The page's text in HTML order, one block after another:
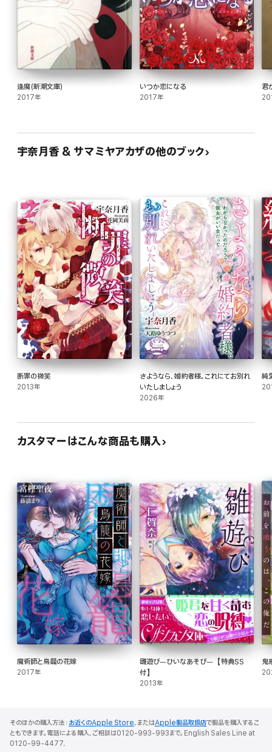
逢魔(新潮文庫)
2017年
いつか恋になる
2017年
君
宇奈月香 & サマミヤアカザの他のブック
断罪の微笑
2013年
さようなら、婚約者様。これにてお別れ
いたしましょう
2026年
純
カスタマーはこんな商品も購入
魔術師と鳥籠の花嫁
2017年
雛遊び―ひいなあそび―【特典SS
付】
2013年
鬼
そのほかの購入方法： お近くのApple Store、またはApple製品取扱店で製品を購入するこ
ともできます。電話による購入、ご相談は0120-993-993まで。English Sales Line at
0120-99-4477.